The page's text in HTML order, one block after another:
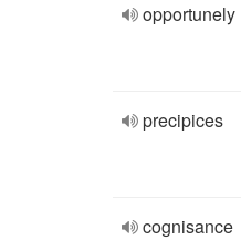
opportunely
precipices
cognisance